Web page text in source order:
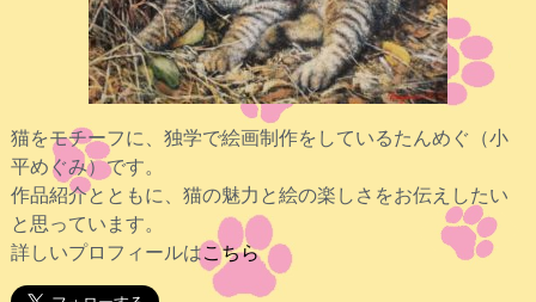
猫をモチーフに、独学で絵画制作をしているたんめぐ（小
平めぐみ）です。
作品紹介とともに、猫の魅力と絵の楽しさをお伝えしたい
と思っています。
詳しいプロフィールはこちら